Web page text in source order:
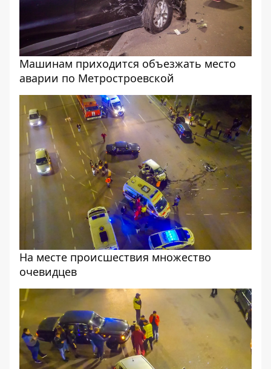
Машинам приходится объезжать место
аварии по Метростроевской
На месте происшествия множество
очевидцев